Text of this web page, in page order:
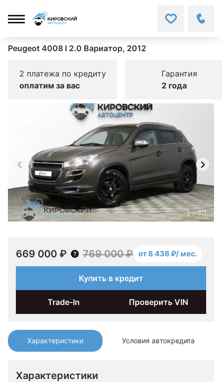
Peugeot 4008 I 2.0 Вариатор, 2012
2 платежа по кредиту
оплатим за вас
Гарантия
2 года
Характеристики Условия автокредита
Характеристики
1/10
669 000 ₽ 769 000 ₽ от 8 438 ₽/ мес.
Купить в кредит
Trade-In Проверить VIN